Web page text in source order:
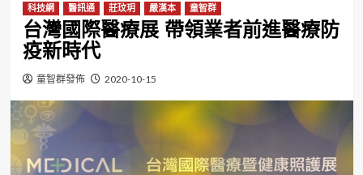
科技網 醫訊通 莊玟玥 嚴漢本 童智群
台灣國際醫療展 帶領業者前進醫療防
疫新時代
童智群發佈 2020-10-15